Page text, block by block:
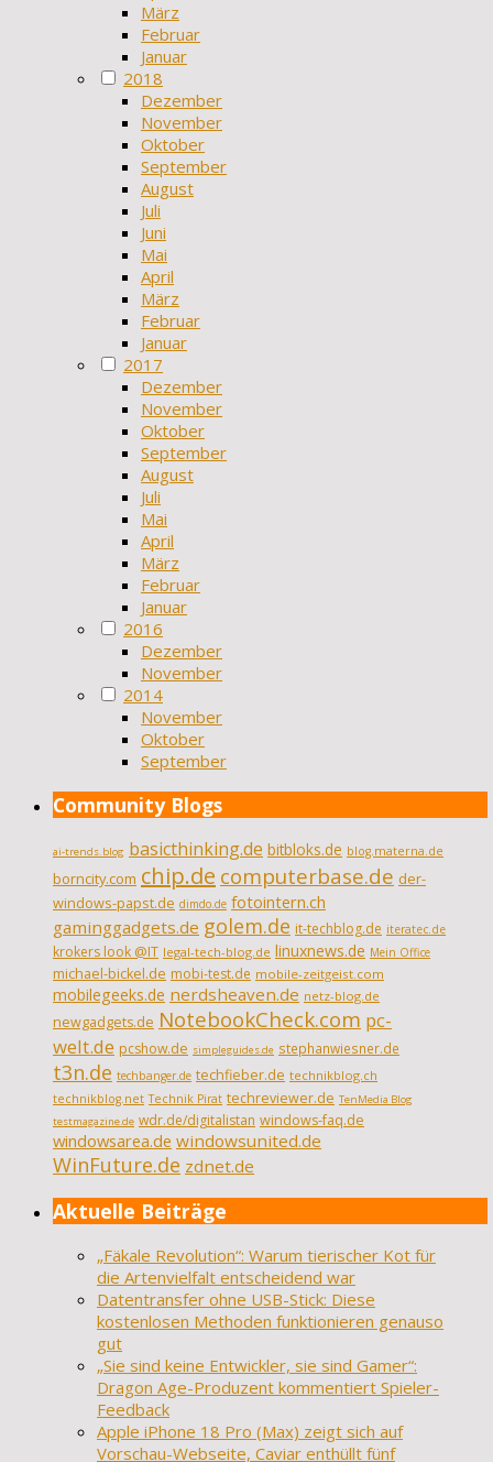
März
Februar
Januar
2018
Dezember
November
Oktober
September
August
Juli
Juni
Mai
April
März
Februar
Januar
2017
Dezember
November
Oktober
September
August
Juli
Mai
April
März
Februar
Januar
2016
Dezember
November
2014
November
Oktober
September
Community Blogs
ai-trends.blog basicthinking.de bitbloks.de blog.materna.de
borncity.com chip.de computerbase.de der-
windows-papst.de dimdo.de fotointern.ch
gaminggadgets.de golem.de it-techblog.de iteratec.de
krokers look @IT legal-tech-blog.de linuxnews.de Mein Office
michael-bickel.de mobi-test.de mobile-zeitgeist.com
mobilegeeks.de nerdsheaven.de netz-blog.de
newgadgets.de NotebookCheck.com pc-
welt.de pcshow.de simpleguides.de stephanwiesner.de
t3n.de techbanger.de techfieber.de technikblog.ch
technikblog.net Technik Pirat techreviewer.de TenMedia Blog
testmagazine.de wdr.de/digitalistan windows-faq.de
windowsarea.de windowsunited.de
WinFuture.de zdnet.de
Aktuelle Beiträge
„Fäkale Revolution“: Warum tierischer Kot für
die Artenvielfalt entscheidend war
Datentransfer ohne USB-Stick: Diese
kostenlosen Methoden funktionieren genauso
gut
„Sie sind keine Entwickler, sie sind Gamer“:
Dragon Age-Produzent kommentiert Spieler-
Feedback
Apple iPhone 18 Pro (Max) zeigt sich auf
Vorschau-Webseite, Caviar enthüllt fünf